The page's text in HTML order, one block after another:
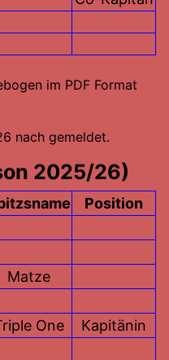
im PDF Format
nach gemeldet.
2025/26)
Position
Matze
One
Kapitänin